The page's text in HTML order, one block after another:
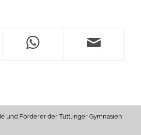
und Förderer der Tuttlinger Gymnasien